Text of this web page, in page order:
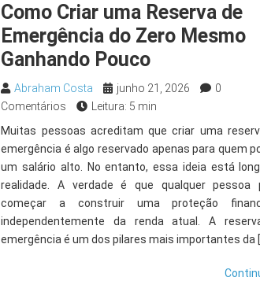
Como Criar uma Reserva de
Emergência do Zero Mesmo
Ganhando Pouco
Abraham Costa junho 21, 2026
0
Comentários
Leitura: 5 min
Muitas pessoas acreditam que criar uma
emergência é algo reservado apenas para quem
um salário alto. No entanto, essa ideia está
realidade. A verdade é que qualquer pessoa
começar a construir uma proteção
independentemente da renda atual. A
emergência é um dos pilares mais importantes da